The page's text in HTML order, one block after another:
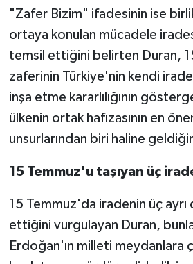
"Zafer Bizim" ifadesinin ise
ortaya konulan mücadele
temsil ettiğini belirten Duran,
zaferinin Türkiye'nin kendi
inşa etme kararlılığının
ülkenin ortak hafızasının en
unsurlarından biri haline
15 Temmuz'u taşıyan üç
15 Temmuz'da iradenin üç
ettiğini vurgulayan Duran,
Erdoğan'ın milleti meydanlara